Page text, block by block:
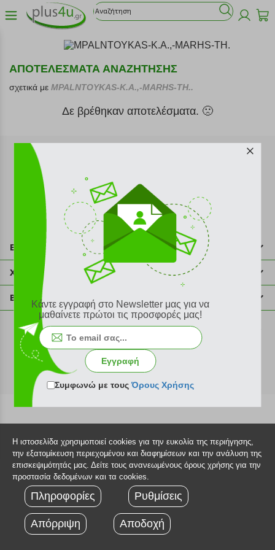
ΑΠΟΤΕΛΕΣΜΑΤΑ ΑΝΑΖΗΤΗΣΗΣ
σχετικά με MPALNTOYKAS-K.A.,-MARHS-TH..
Δε βρέθηκαν αποτελέσματα. 🙁
Εγγραφή στο newsletter
Επικοινωνία
211 2000 700
info@plus4u.gr
Χρήσιμες πληροφορίες
Η εταιρία
Σημεία παραλαβής
Ευκαιρίες καριέρας
Όροι χρήσης
Sitemap
Βοήθεια
Εξέλιξη παραγγελίας
Τρόποι παραγγελίας
Τρόποι πληρωμής
Τρόποι αποστολής
Πολιτική επιστροφών
Τεχνική υποστήριξη
©2026 Plus4u.gr
Κάντε εγγραφή στο Newsletter μας για να
μαθαίνετε πρώτοι τις προσφορές μας!
Εγγραφή
Συμφωνώ με τουςΌρους Χρήσης
Η ιστοσελίδα χρησιμοποιεί cookies για την ευκολία της περιήγησης,
την εξατομίκευση περιεχομένου και διαφημίσεων και την ανάλυση της
επισκεψιμότητάς μας. Δείτε τους ανανεωμένους όρους χρήσης για την
προστασία δεδομένων και τα cookies.
Πληροφορίες Ρυθμίσεις
Απόρριψη Αποδοχή